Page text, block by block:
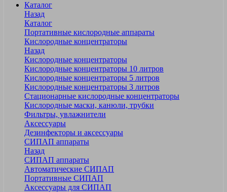
Каталог
Назад
Каталог
Портативные кислородные аппараты
Кислородные концентраторы
Назад
Кислородные концентраторы
Кислородные концентраторы 10 литров
Кислородные концентраторы 5 литров
Кислородные концентраторы 3 литров
Стационарные кислородные концентраторы
Кислородные маски, канюли, трубки
Фильтры, увлажнители
Аксессуары
Дезинфекторы и аксессуары
СИПАП аппараты
Назад
СИПАП аппараты
Автоматические СИПАП
Портативные СИПАП
Аксессуары для СИПАП